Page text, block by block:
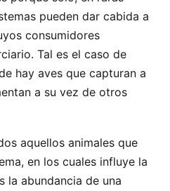
pueden dar cabida a
consumidores
Tal es el caso de
hay aves que capturan a
a su vez de otros
aquellos animales que
en los cuales influye la
la abundancia de una